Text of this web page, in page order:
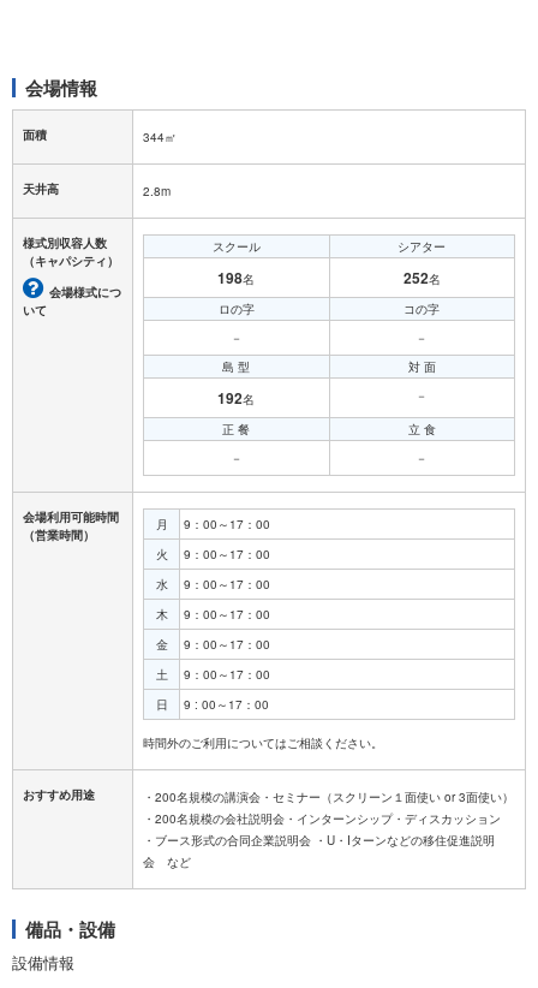
会場情報
面積 344㎡
天井高 2.8m
様式別収容人数
（キャパシティ）
会場様式につ
いて
スクール
198名
シアター
252名
ロの字
－
コの字
－
島 型
192名
対 面
－
正 餐
－
立 食
－
会場利用可能時間
（営業時間）
月
9：00～17：00
火
9：00～17：00
水
9：00～17：00
木
9：00～17：00
金
9：00～17：00
土
9：00～17：00
日
9 : 00～17：00
おすすめ用途
・200名規模の講演会・セミナー（スクリーン１面使い or 3面使い）
・200名規模の会社説明会・インターンシップ・ディスカッション
・ブース形式の合同企業説明会 ・U・Iターンなどの移住促進説明
会 など
備品・設備
設備情報